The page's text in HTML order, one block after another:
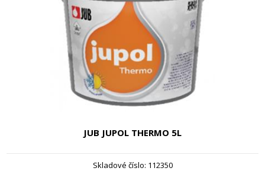
JUB JUPOL THERMO 5L
Skladové číslo: 112350